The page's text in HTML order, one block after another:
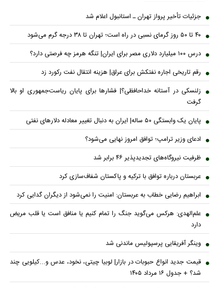
جزئیات تأخیر پرواز تهران ـ استانبول اعلام شد
۴۰ تا ۵۰ روز گرمای نسبی در راه است؛ تهران تا ۳۸ درجه گرم می‌شود
درس ۱۰۰ میلیارد دلاری مصر برای ایران| تنگه هرمز چه فرصتی دارد؟
رقم تاریخی اجاره نفتکش برای عراق| هزینه انتقال نفت رکورد زد
زلنسکی در آستانه خداحافظی؟| فشارها برای پایان ریاست‌جمهوری او بالا
گرفت
پایان یک وابستگی ۵۰ ساله| ایران به دنبال تغییر معادله دلارهای نفتی
ادعای وزیر ترامپ؛ توافق امروز نهایی می‌شود؟
ظرفیت نیروگاه‌های تجدیدپذیر ۴۶ برابر شد
عربستان درباره توافق با ترکیه و پاکستان شفاف‌سازی کرد
ابراهیم رضایی خطاب به عربستان: امنیت را نمی‌شود از دیگران گدایی کرد
علم‌الهدی: هرکس می‌گوید جنگ را تمام کنیم یا منافق است یا قلب مریض
دارد
وینگر آفریقایی پرسپولیس ماندنی شد
قیمت جدید انواع حبوبات در بازار| لوبیا چیتی، نخود، عدس و...کیلویی چند
شد؟ + جدول ۱۶ مرداد ۱۴۰۵